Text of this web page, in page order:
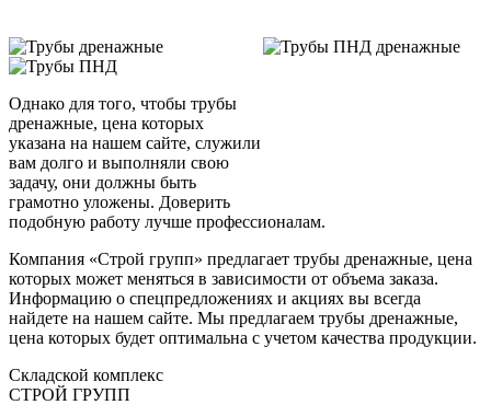
Однако для того, чтобы трубы
дренажные, цена которых
указана на нашем сайте, служили
вам долго и выполняли свою
задачу, они должны быть
грамотно уложены. Доверить
подобную работу лучше профессионалам.
Компания «Строй групп» предлагает трубы дренажные, цена
которых может меняться в зависимости от объема заказа.
Информацию о спецпредложениях и акциях вы всегда
найдете на нашем сайте. Мы предлагаем трубы дренажные,
цена которых будет оптимальна с учетом качества продукции.
Складской комплекс
СТРОЙ ГРУПП